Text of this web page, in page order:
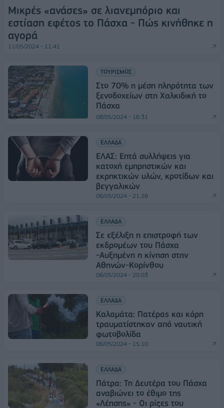
Μικρές «ανάσες» σε λιανεμπόριο και
εστίαση εφέτος το Πάσχα - Πώς κινήθηκε η
αγορά
11/05/2024 - 11:41
ΤΟΥΡΙΣΜΟΣ
Στο 70% η μέση πληρότητα των
ξενοδοχείων στη Χαλκιδική το
Πάσχα
08/05/2024 - 16:31
ΕΛΛΑΔΑ
ΕΛΑΣ: Επτά συλλήψεις για
κατοχή εμπρηστικών και
εκρηκτικών υλών, κροτίδων και
βεγγαλικών
06/05/2024 - 21:28
ΕΛΛΑΔΑ
Σε εξέλιξη η επιστροφή των
εκδρομέων του Πάσχα
-Αυξημένη η κίνηση στην
Αθηνών-Κορίνθου
06/05/2024 - 20:03
ΕΛΛΑΔΑ
Καλαμάτα: Πατέρας και κόρη
τραυματίστηκαν από ναυτική
φωτοβολίδα
06/05/2024 - 15:10
ΕΛΛΑΔΑ
Πάτρα: Τη Δευτέρα του Πάσχα
αναβιώνει το έθιμο της
«Λέησης» - Οι ρίζες του